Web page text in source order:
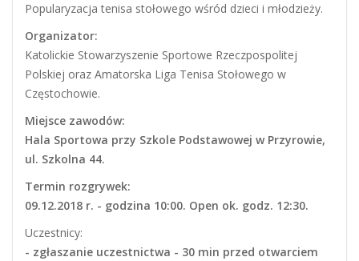
Popularyzacja tenisa stołowego wśród dzieci i młodzieży.
Organizator:
Katolickie Stowarzyszenie Sportowe Rzeczpospolitej
Polskiej oraz Amatorska Liga Tenisa Stołowego w
Częstochowie.
Miejsce zawodów:
Hala Sportowa przy Szkole Podstawowej w Przyrowie,
ul. Szkolna 44.
Termin rozgrywek:
09.12.2018 r. - godzina 10:00. Open ok. godz. 12:30.
Uczestnicy:
- zgłaszanie uczestnictwa - 30 min przed otwarciem